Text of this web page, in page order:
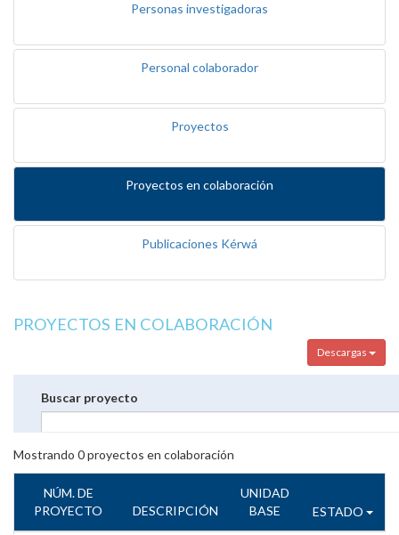
Personas investigadoras
Personal colaborador
Proyectos
Proyectos en colaboración
Publicaciones Kérwá
PROYECTOS EN COLABORACIÓN
Descargas
Buscar proyecto
Mostrando 0proyectos en colaboración
NÚM. DE
PROYECTO
DESCRIPCIÓN
UNIDAD
BASE
ESTADO